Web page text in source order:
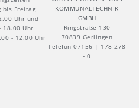
bis Freitag
Uhr und
18.00 Uhr
- 12.00 Uhr
KOMMUNALTECHNIK
GMBH
Ringstraße 130
70839 Gerlingen
Telefon 07156 | 178 278
- 0